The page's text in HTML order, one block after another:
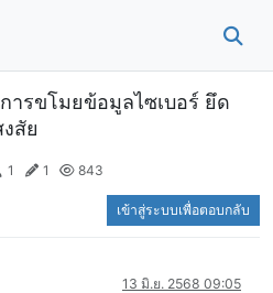
ารขโมยข้อมูลไซเบอร์ ยึด
สัย
1 1 843
เข้าสู่ระบบเพื่อตอบกลับ
13 มิ.ย. 2568 09:05